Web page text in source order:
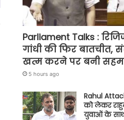
Parliament Talks :
गांधी की फिर बातचीत,
खत्म करने पर बनी
5 hours ago
Rahul Attack
को लेकर
युवाओं के